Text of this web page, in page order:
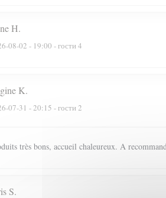
H
08-02 - 19:00 - гости 4
K
07-31 - 20:15 - гости 2
très bons, accueil chaleureux. A
S